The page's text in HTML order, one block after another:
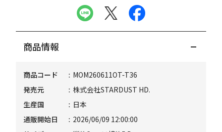
商品情報
商品コード
MOM260611OT-T36
発売元
株式会社STARDUST HD.
生産国
日本
通販開始日
2026/06/09 12:00:00